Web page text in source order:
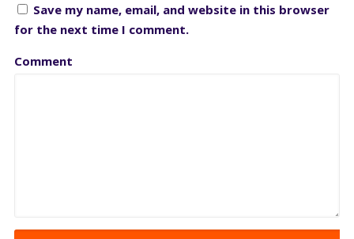
Save my name, email, and website in this browser
for the next time I comment.
Comment